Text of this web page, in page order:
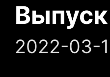
2022-03-